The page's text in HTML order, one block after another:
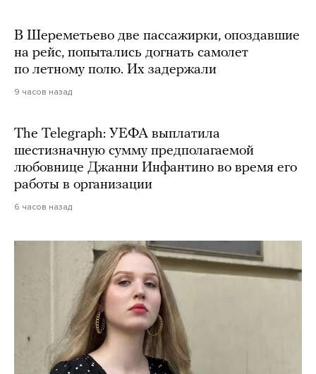
В Шереметьево две пассажирки, опоздавшие
на рейс, попытались догнать самолет
по летному полю. Их задержали
9 часов назад
The Telegraph: УЕФА выплатила
шестизначную сумму предполагаемой
любовнице Джанни Инфантино во время его
работы в организации
6 часов назад